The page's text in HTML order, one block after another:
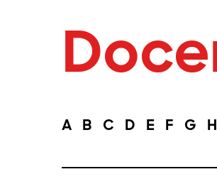
A B C D E F G H